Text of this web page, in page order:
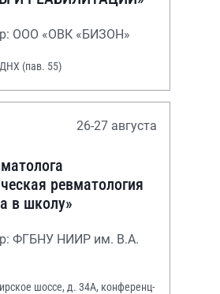
ООО «ОВК «БИЗОН»
(пав. 55)
26-27 августа
ревматология
в школу»
ФГБНУ НИИР им. В.А.
шоссе, д. 34А, конференц-